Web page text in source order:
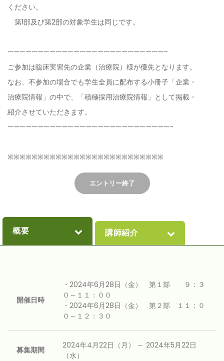
ください。
第1部及び第2部の対象学生は同じです。
——————————————————————————–
ご参加は臨床実習先の企業（治療院）様が優先となります。
なお、不参加の場合でも学生全員に配布する小冊子「企業・
治療院情報」の中で、「積極採用治療院情報」として掲載・
紹介させていただきます。
———————————————————————————-
※※※※※※※※※※※※※※※※※※※※※※※※※※
エントリー終了
概要 講師紹介
開催日時
・2024年6月28日（金） 第１部 ９：３
０～１１：００
・2024年6月28日（金） 第２部 １１：０
０～１２：３０
募集期間
2024年4月22日（月） ～ 2024年5月22日
（水）